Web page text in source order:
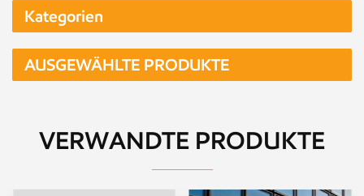
Kategorien
AUSGEWÄHLTE PRODUKTE
VERWANDTE PRODUKTE